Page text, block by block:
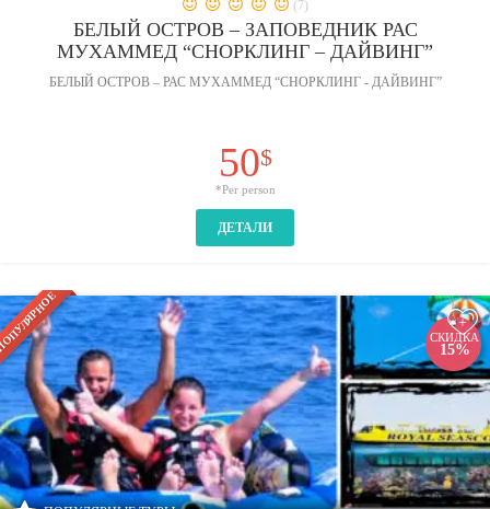
(7)
БЕЛЫЙ ОСТРОВ – ЗАПОВЕДНИК РАС
МУХАММЕД “СНОРКЛИНГ – ДАЙВИНГ”
БЕЛЫЙ ОСТРОВ – РАС МУХАММЕД “СНОРКЛИНГ - ДАЙВИНГ”
50$
*Per person
ДЕТАЛИ
+
СКИДКА
15%